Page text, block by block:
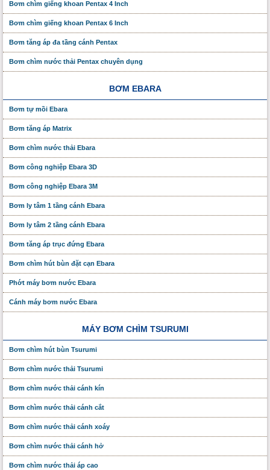
Bơm chìm giếng khoan Pentax 4 Inch
Bơm chìm giếng khoan Pentax 6 Inch
Bơm tăng áp đa tầng cánh Pentax
Bơm chìm nước thải Pentax chuyên dụng
BƠM EBARA
Bơm tự mồi Ebara
Bơm tăng áp Matrix
Bơm chìm nước thải Ebara
Bơm công nghiệp Ebara 3D
Bơm công nghiệp Ebara 3M
Bơm ly tâm 1 tầng cánh Ebara
Bơm ly tâm 2 tầng cánh Ebara
Bơm tăng áp trục đứng Ebara
Bơm chìm hút bùn đặt cạn Ebara
Phớt máy bơm nước Ebara
Cánh máy bơm nước Ebara
MÁY BƠM CHÌM TSURUMI
Bơm chìm hút bùn Tsurumi
Bơm chìm nước thải Tsurumi
Bơm chìm nước thải cánh kín
Bơm chìm nước thải cánh cắt
Bơm chìm nước thải cánh xoáy
Bơm chìm nước thải cánh hở
Bơm chìm nước thải áp cao